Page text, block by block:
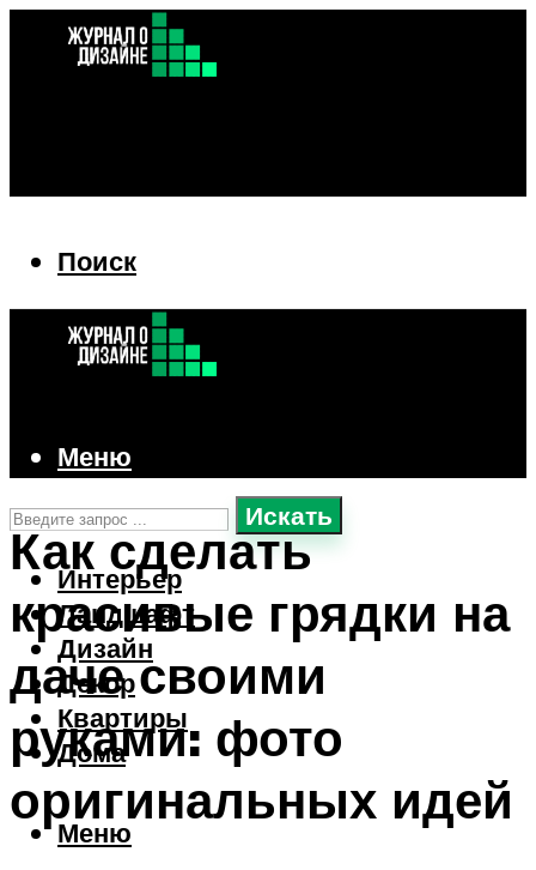
Поиск
Искать
Интерьер
Ландшафт
Дизайн
Декор
Квартиры
Дома
Меню
Меню
Как сделать
красивые грядки на
даче своими
руками: фото
оригинальных идей